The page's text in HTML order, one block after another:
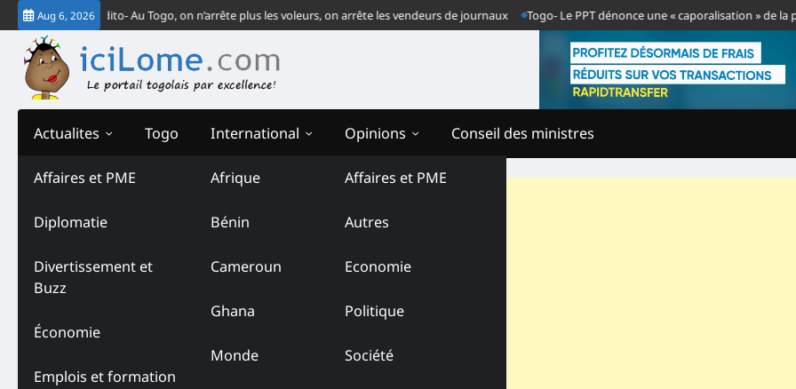
Skip
to
content
Aug 6, 2026
Édito- Au Togo, on n’arrête plus les voleurs, on arrête les vendeurs de journaux Togo- Le PPT dénonce une « caporalisation » de la presse
Actualites
Affaires et PME
Diplomatie
Divertissement et
Buzz
Économie
Emplois et formation
Togo International
Afrique
Bénin
Cameroun
Ghana
Monde
Opinions
Affaires et PME
Autres
Economie
Politique
Société
Conseil des ministres